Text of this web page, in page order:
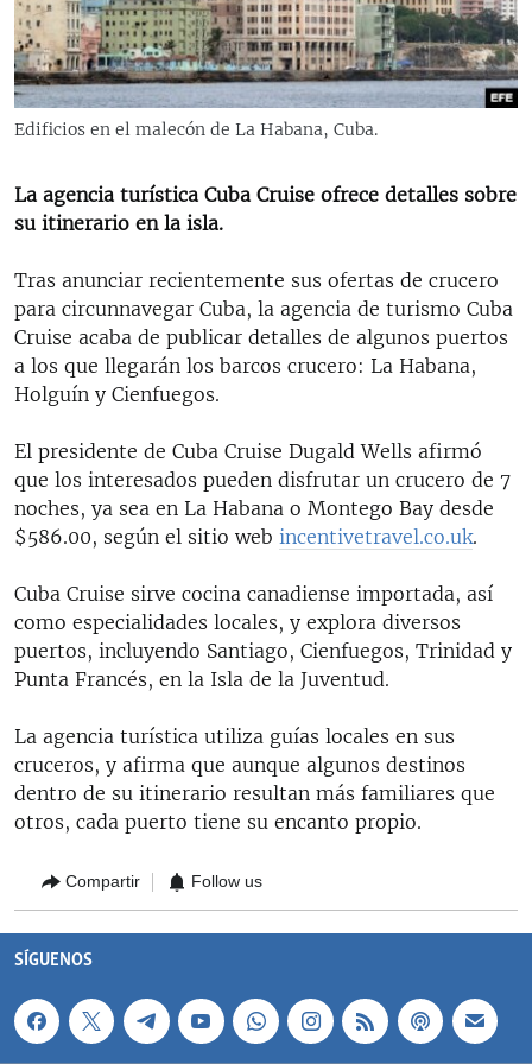
RADIO MARTÍ
ESPECIALES
ESPECIALES
SER VIEJO EN CUBA
KENTU-CUBANO
LOS SANTOS DE HIALEAH
DESINFORMACIÓN RUSA EN AMÉRICA LATINA
LA INVASIÓN DE RUSIA A UCRANIA
MULTIMEDIA
SÍGUENOS
Edificios en el malecón de La Habana, Cuba.
La agencia turística Cuba Cruise ofrece detalles sobre
su itinerario en la isla.
Tras anunciar recientemente sus ofertas de crucero
para circunnavegar Cuba, la agencia de turismo Cuba
Cruise acaba de publicar detalles de algunos puertos
a los que llegarán los barcos crucero: La Habana,
Holguín y Cienfuegos.
El presidente de Cuba Cruise Dugald Wells afirmó
que los interesados pueden disfrutar un crucero de 7
noches, ya sea en La Habana o Montego Bay desde
$586.00, según el sitio web incentivetravel.co.uk.
Cuba Cruise sirve cocina canadiense importada, así
como especialidades locales, y explora diversos
puertos, incluyendo Santiago, Cienfuegos, Trinidad y
Punta Francés, en la Isla de la Juventud.
La agencia turística utiliza guías locales en sus
cruceros, y afirma que aunque algunos destinos
dentro de su itinerario resultan más familiares que
otros, cada puerto tiene su encanto propio.
Compartir Follow us
SÍGUENOS